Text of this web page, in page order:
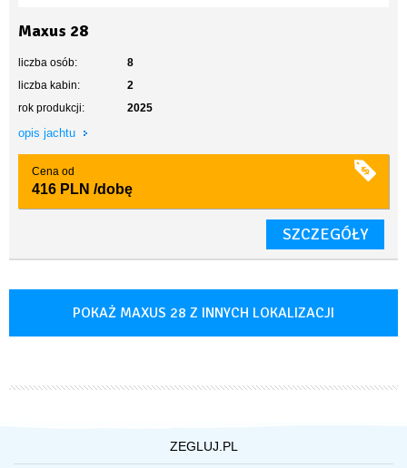
Maxus 28
liczba osób:
8
liczba kabin:
2
rok produkcji:
2025
opis jachtu
Cena od
416 PLN /dobę
SZCZEGÓŁY
POKAŻ MAXUS 28 Z INNYCH LOKALIZACJI
ZEGLUJ.PL